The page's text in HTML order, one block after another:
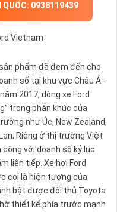
QUỐC: 0938119439
Vietnam
phẩm đã đem đến cho
số tại khu vực Châu Á -
2017, dòng xe Ford
trong phân khúc của
như Úc, New Zealand,
Riêng ở thị trường Việt
công với doanh số kỷ lục
liên tiếp. Xe hơi Ford
coi là hiện tượng của
bật được đối thủ Toyota
thiết kế phía trước mạnh